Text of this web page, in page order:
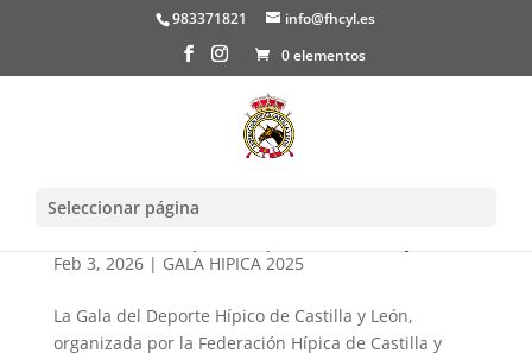
983371821
info@fhcyl.es
0 elementos
Seleccionar página
Feb 3, 2026| GALA HIPICA 2025
La Gala del Deporte Hípico de Castilla y León,
organizada por la Federación Hípica de Castilla y